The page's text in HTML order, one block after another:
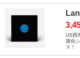
US西
源化
ス！